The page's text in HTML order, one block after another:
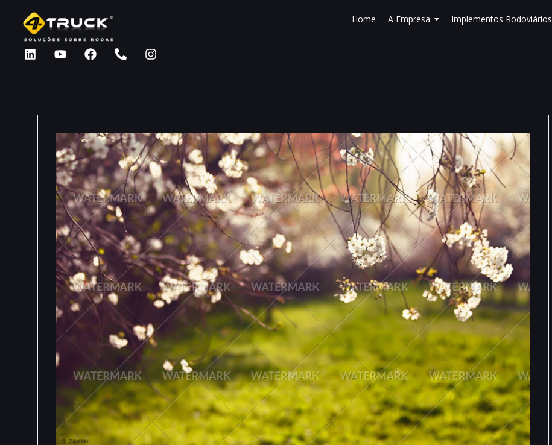
Home A Empresa Implementos Rodoviários